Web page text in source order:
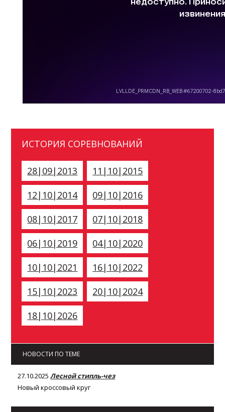
ИСТОРИЯ СОРЕВНОВАНИЙ
28|09|2013
11|10|2015
12|10|2014
09|10|2016
08|10|2017
07|10|2018
06|10|2019
04|10|2020
10|10|2021
16|10|2022
15|10|2023
20|10|2024
18|10|2026
НОВОСТИ ПО ТЕМЕ
27.10.2025 Лесной стипль-чез
Новый кроссовый круг